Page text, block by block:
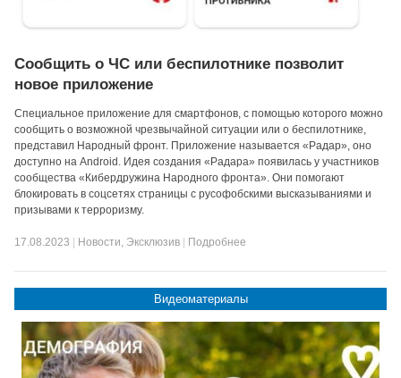
Сообщить о ЧС или беспилотнике позволит
новое приложение
Специальное приложение для смартфонов, с помощью которого можно
сообщить о возможной чрезвычайной ситуации или о беспилотнике,
представил Народный фронт. Приложение называется «Радар», оно
доступно на Android. Идея создания «Радара» появилась у участников
сообщества «Кибердружина Народного фронта». Они помогают
блокировать в соцсетях страницы с русофобскими высказываниями и
призывами к терроризму.
17.08.2023 Новости, Эксклюзив Подробнее
Видеоматериалы